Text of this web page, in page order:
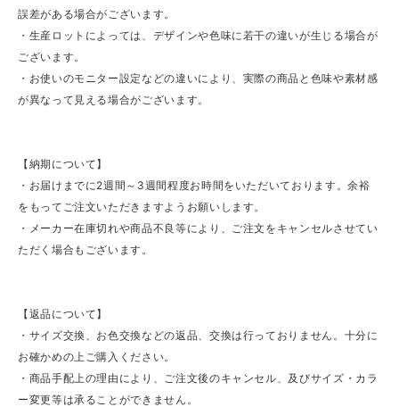
誤差がある場合がございます。
・生産ロットによっては、デザインや色味に若干の違いが生じる場合が
ございます。
・お使いのモニター設定などの違いにより、実際の商品と色味や素材感
が異なって見える場合がございます。
【納期について】
・お届けまでに2週間～3週間程度お時間をいただいております。余裕
をもってご注文いただきますようお願いします。
・メーカー在庫切れや商品不良等により、ご注文をキャンセルさせてい
ただく場合もございます。
【返品について】
・サイズ交換、お色交換などの返品、交換は行っておりません。十分に
お確かめの上ご購入ください。
・商品手配上の理由により、ご注文後のキャンセル、及びサイズ・カラ
ー変更等は承ることができません。